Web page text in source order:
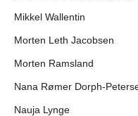
Mikkel Wallentin
Morten Leth Jacobsen
Morten Ramsland
Nana Rømer Dorph-
Nauja Lynge